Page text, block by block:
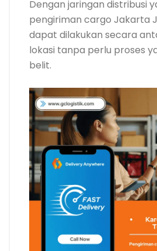
Dengan jaringan distribusi
pengiriman cargo Jakarta
dapat dilakukan secara
lokasi tanpa perlu proses
belit.